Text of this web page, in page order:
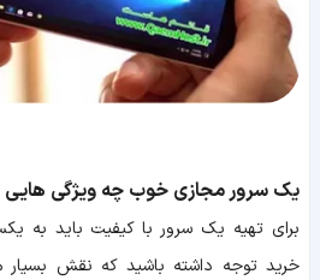
یک سرور مجازی خوب چه ویژگی هایی
برای تهیه یک سرور با کیفیت باید به
خرید توجه داشته باشید که نقش